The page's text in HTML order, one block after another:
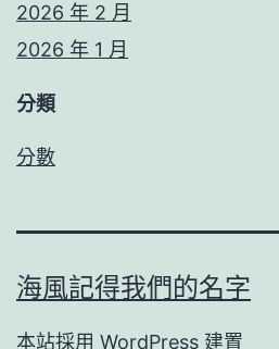
2026 年 2 月
2026 年 1 月
分類
分數
海風記得我們的名字
本站採用 WordPress 建置